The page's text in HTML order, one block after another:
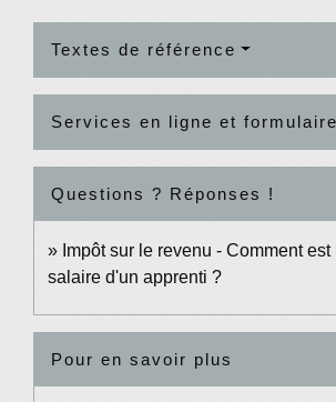
Textes de référence
Services en ligne et
Questions ? Réponses !
Impôt sur le revenu - Comment
salaire d'un apprenti ?
Pour en savoir plus